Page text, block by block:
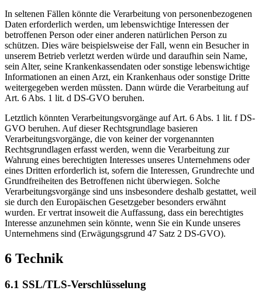
In seltenen Fällen könnte die Verarbeitung von personenbezogenen
Daten erforderlich werden, um lebenswichtige Interessen der
betroffenen Person oder einer anderen natürlichen Person zu
schützen. Dies wäre beispielsweise der Fall, wenn ein Besucher in
unserem Betrieb verletzt werden würde und daraufhin sein Name,
sein Alter, seine Krankenkassendaten oder sonstige lebenswichtige
Informationen an einen Arzt, ein Krankenhaus oder sonstige Dritte
weitergegeben werden müssten. Dann würde die Verarbeitung auf
Art. 6 Abs. 1 lit. d DS-GVO beruhen.
Letztlich könnten Verarbeitungsvorgänge auf Art. 6 Abs. 1 lit. f DS-
GVO beruhen. Auf dieser Rechtsgrundlage basieren
Verarbeitungsvorgänge, die von keiner der vorgenannten
Rechtsgrundlagen erfasst werden, wenn die Verarbeitung zur
Wahrung eines berechtigten Interesses unseres Unternehmens oder
eines Dritten erforderlich ist, sofern die Interessen, Grundrechte und
Grundfreiheiten des Betroffenen nicht überwiegen. Solche
Verarbeitungsvorgänge sind uns insbesondere deshalb gestattet, weil
sie durch den Europäischen Gesetzgeber besonders erwähnt
wurden. Er vertrat insoweit die Auffassung, dass ein berechtigtes
Interesse anzunehmen sein könnte, wenn Sie ein Kunde unseres
Unternehmens sind (Erwägungsgrund 47 Satz 2 DS-GVO).
6 Technik
6.1 SSL/TLS-Verschlüsselung